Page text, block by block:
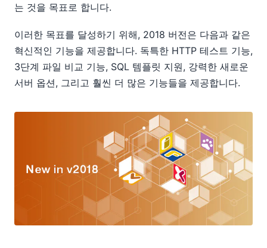
는 것을 목표로 합니다.
이러한 목표를 달성하기 위해, 2018 버전은 다음과 같은
혁신적인 기능을 제공합니다. 독특한 HTTP 테스트 기능,
3단계 파일 비교 기능, SQL 템플릿 지원, 강력한 새로운
서버 옵션, 그리고 훨씬 더 많은 기능들을 제공합니다.